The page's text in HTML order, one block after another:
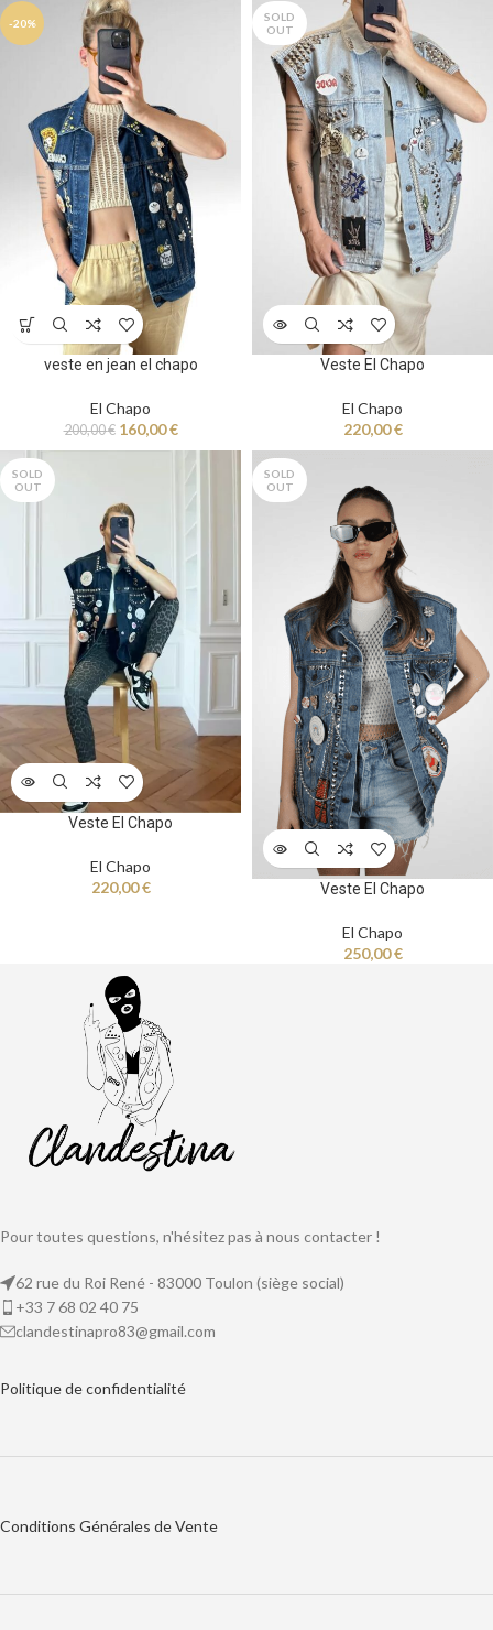
-20%
veste en jean el chapo
El Chapo
200,00€ 160,00€
SOLD
OUT
Veste El Chapo
El Chapo
220,00€
SOLD
OUT
Veste El Chapo
El Chapo
220,00€
SOLD
OUT
Veste El Chapo
El Chapo
250,00€
Pour toutes questions, n'hésitez pas à nous contacter !
62 rue du Roi René - 83000 Toulon (siège social)
+33 7 68 02 40 75
clandestinapro83@gmail.com
Politique deconfidentialité
Conditions Générales de Vente